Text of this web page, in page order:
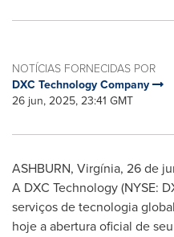
NOTÍCIAS FORNECIDAS POR
DXC Technology Company
26 jun, 2025, 23:41 GMT
ASHBURN, Virgínia, 26 de
A DXC Technology (NYSE:
serviços de tecnologia
hoje a abertura oficial de